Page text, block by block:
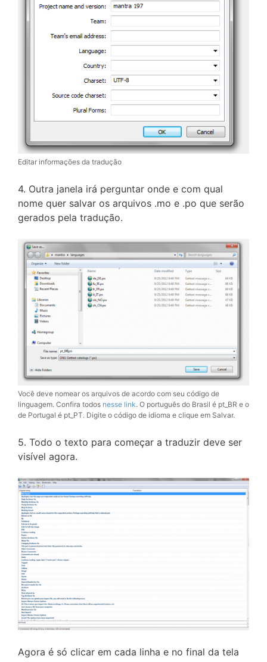
Editar informações da tradução
4. Outra janela irá perguntar onde e com qual
nome quer salvar os arquivos .mo e .po que serão
gerados pela tradução.
Você deve nomear os arquivos de acordo com seu código de
linguagem. Confira todos nesse link. O português do Brasil é pt_BR e o
de Portugal é pt_PT. Digite o código de idioma e clique em Salvar.
5. Todo o texto para começar a traduzir deve ser
visível agora.
Agora é só clicar em cada linha e no final da tela